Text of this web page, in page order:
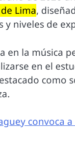
Lima,
niveles de
en la música
en el
como
convoca